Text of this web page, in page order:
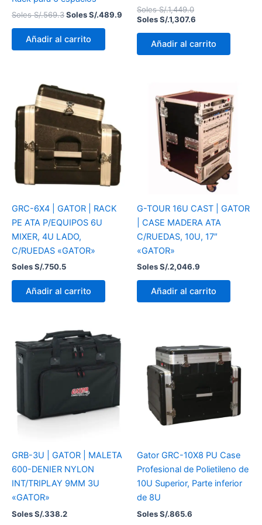
Soles S/.569.3Soles S/.489.9
Añadir al carrito
Soles S/.1,449.0
Soles S/.1,307.6
Añadir al carrito
GRC-6X4 | GATOR | RACK
PE ATA P/EQUIPOS 6U
MIXER, 4U LADO,
C/RUEDAS «GATOR»
Soles S/.750.5
Añadir al carrito
G-TOUR 16U CAST | GATOR
| CASE MADERA ATA
C/RUEDAS, 10U, 17″
«GATOR»
Soles S/.2,046.9
Añadir al carrito
GRB-3U | GATOR | MALETA
600-DENIER NYLON
INT/TRIPLAY 9MM 3U
«GATOR»
Soles S/.338.2
Gator GRC-10X8 PU Case
Profesional de Polietileno de
10U Superior, Parte inferior
de 8U
Soles S/.865.6